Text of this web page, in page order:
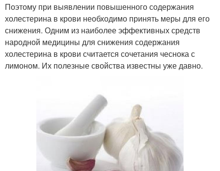
Поэтому при выявлении повышенного содержания
холестерина в крови необходимо принять меры для его
снижения. Одним из наиболее эффективных средств
народной медицины для снижения содержания
холестерина в крови считается сочетания чеснока с
лимоном. Их полезные свойства известны уже давно.